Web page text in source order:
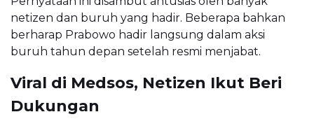
netizen dan buruh yang hadir. Beberapa bahkan
berharap Prabowo hadir langsung dalam aksi
buruh tahun depan setelah resmi menjabat.
Viral di Medsos, Netizen Ikut Beri
Dukungan